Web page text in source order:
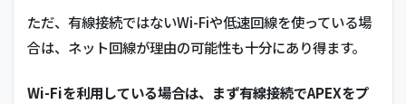
ただ、有線接続ではないWi-Fiや低速回線を使っている場
合は、ネット回線が理由の可能性も十分にあり得ます。
Wi-Fiを利用している場合は、まず有線接続でAPEXをプ